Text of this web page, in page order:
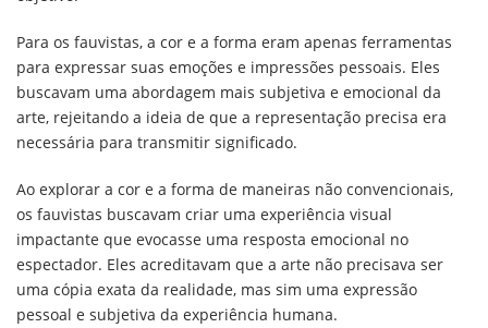
Para os fauvistas, a cor e a forma eram apenas ferramentas
para expressar suas emoções e impressões pessoais. Eles
buscavam uma abordagem mais subjetiva e emocional da
arte, rejeitando a ideia de que a representação precisa era
necessária para transmitir significado.
Ao explorar a cor e a forma de maneiras não convencionais,
os fauvistas buscavam criar uma experiência visual
impactante que evocasse uma resposta emocional no
espectador. Eles acreditavam que a arte não precisava ser
uma cópia exata da realidade, mas sim uma expressão
pessoal e subjetiva da experiência humana.